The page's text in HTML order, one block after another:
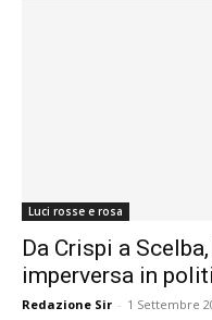
Luci rosse e rosa
Da Crispi a
imperversa in
Redazione Sir - 1 Settembre